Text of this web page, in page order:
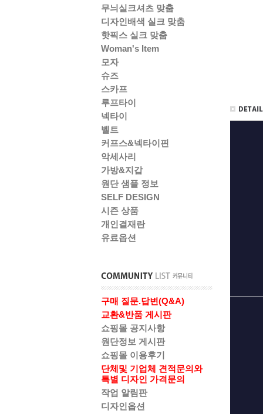
무늬실크셔츠 맞춤
디자인배색 실크 맞춤
핫픽스 실크 맞춤
Woman's Item
모자
슈즈
스카프
루프타이
넥타이
벨트
커프스&넥타이핀
악세사리
가방&지갑
원단 샘플 정보
SELF DESIGN
시즌 상품
개인결재란
유료옵션
구매 질문.답변(Q&A)
교환&반품 게시판
쇼핑몰 공지사항
원단정보 게시판
쇼핑몰 이용후기
단체및 기업체 견적문의와
특별 디자인 가격문의
작업 알림판
디자인옵션